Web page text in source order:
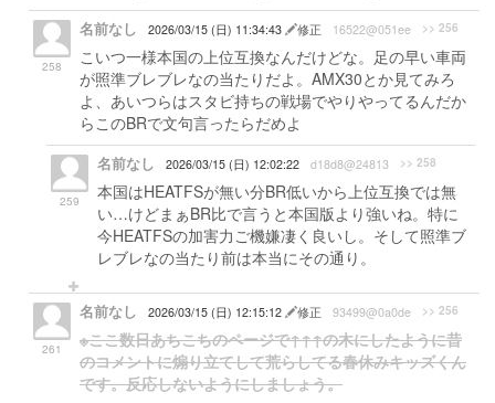
258
名前なし 2026/03/15 (日) 11:34:43 修正 16522@051ee >> 256
こいつ一様本国の上位互換なんだけどな。足の早い車両
が照準ブレブレなの当たりだよ。AMX30とか見てみろ
よ、あいつらはスタビ持ちの戦場でやりやってるんだか
らこのBRで文句言ったらだめよ
259
名前なし 2026/03/15 (日) 12:02:22 d18d8@24813 >> 258
本国はHEATFSが無い分BR低いから上位互換では無
い…けどまぁBR比で言うと本国版より強いね。特に
今HEATFSの加害力ご機嫌凄く良いし。そして照準ブ
レブレなの当たり前は本当にその通り。
261
名前なし 2026/03/15 (日) 12:15:12 修正 93499@0a0de >> 256
※ここ数日あちこちのページで↑↑↑の木にしたように昔
のコメントに煽り立てして荒らしてる春休みキッズくん
です。反応しないようにしましょう。